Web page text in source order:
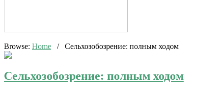
Browse: Home / Сельхозобозрение: полным ходом
Сельхозобозрение: полным ходом